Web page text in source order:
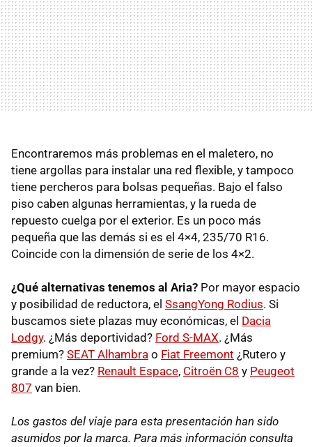
Encontraremos más problemas en el maletero, no
tiene argollas para instalar una red flexible, y tampoco
tiene percheros para bolsas pequeñas. Bajo el falso
piso caben algunas herramientas, y la rueda de
repuesto cuelga por el exterior. Es un poco más
pequeña que las demás si es el 4×4, 235/70 R16.
Coincide con la dimensión de serie de los 4×2.
¿Qué alternativas tenemos al Aria? Por mayor espacio
y posibilidad de reductora, el SsangYong Rodius. Si
buscamos siete plazas muy económicas, el Dacia
Lodgy. ¿Más deportividad? Ford S-MAX. ¿Más
premium? SEAT Alhambra o Fiat Freemont ¿Rutero y
grande a la vez? Renault Espace, Citroën C8 y Peugeot
807 van bien.
Los gastos del viaje para esta presentación han sido
asumidos por la marca. Para más información consulta